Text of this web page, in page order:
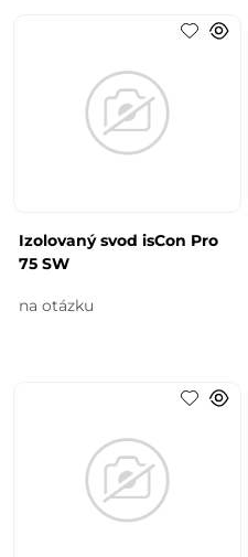
Izolovaný svod isCon Pro
75 SW
na otázku